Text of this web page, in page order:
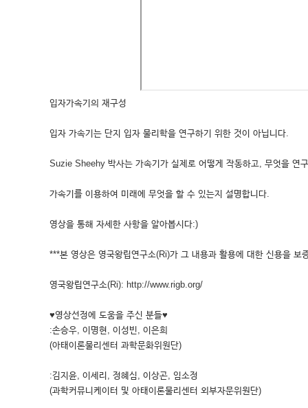
입자가속기의 재구성
입자 가속기는 단지 입자 물리학을 연구하기 위한 것이 아닙니다.
Suzie Sheehy 박사는 가속기가 실제로 어떻게 작동하고, 무엇을 연
가속기를 이용하여 미래에 무엇을 할 수 있는지 설명합니다.
영상을 통해 자세한 사항을 알아봅시다:)
***본 영상은 영국왕립연구소(Ri)가 그 내용과 활용에 대한 신용을 보
영국왕립연구소(Ri): http://www.rigb.org/
♥영상선정에 도움을 주신 분들♥
:손승우, 이명현, 이성빈, 이은희
(아태이론물리센터 과학문화위원단)
:김지윤, 이세리, 정혜심, 이상곤, 임소정
(과학커뮤니케이터 및 아태이론물리센터 외부자문위원단)